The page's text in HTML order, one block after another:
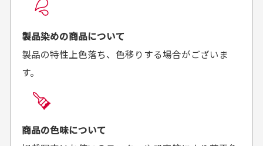
がとうございます。丁寧
に梱包されていて、商品
の状態も良好でした。気
があればよろしくお願い
来ました。またお願いし
お届け希望日時をご指定頂けます。
ご注文時にご指定下さい。
商品の受け渡しは、ゆうパックでの配送のみとさせて
頂いております。
製品染めの商品について
製品の特性上色落ち、色移りする場合がございま
す。
商品の色味について